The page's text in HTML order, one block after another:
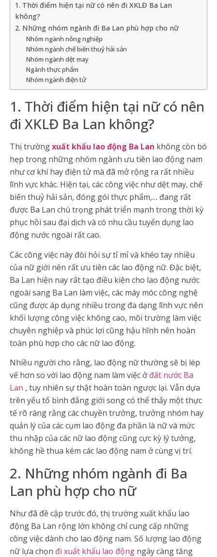
1. Thời điểm hiện tại nữ có nên đi XKLĐ Ba Lan
không?
2. Những nhóm ngành đi Ba Lan phù hợp cho nữ
Nhóm ngành nông nghiệp
Nhóm ngành chế biến thuỷ hải sản
Nhóm ngành dệt may
Ngành thực phẩm
Nhóm ngành điện tử
1. Thời điểm hiện tại nữ có nên
đi XKLĐ Ba Lan không?
Thị trườngxuất khẩu lao động Ba Lan không còn bó
hẹp trong những nhóm ngành ưu tiên lao động nam
như cơ khí hay điện tử mà đã mở rộng ra rất nhiều
lĩnh vực khác. Hiện tại, các công việc như dệt may, chế
biến thuỷ hải sản, đóng gói thực phẩm,… đang rất
được Ba Lan chú trọng phát triển mạnh trong thời kỳ
phục hồi sau đại dịch và có nhu cầu tuyển dụng lao
động nước ngoài rất cao.
Các công việc này đòi hỏi sự tỉ mỉ và khéo tay nhiều
của nữ giới nên rất ưu tiên các lao động nữ. Đặc biệt,
Ba Lan hiện nay rất tạo điều kiện cho lao động nước
ngoài sang Ba Lan làm việc, các máy móc công nghệ
cũng được áp dụng nhiều trong đa dạng lĩnh vực nên
khối lượng công việc không cao, môi trường làm việc
chuyên nghiệp và phúc lợi cũng hậu hĩnh nên hoàn
toàn phù hợp cho các nữ lao động.
Nhiều người cho rằng, lao động nữ thường sẽ bị lép
vế hơn so với lao động nam làm việc ở đất nước Ba
Lan , tuy nhiên sự thật hoàn toàn ngược lại. Vẫn dựa
trên yếu tố bình đẳng giới song có thể thấy một thực
tế rõ ràng rằng các chuyền trưởng, trưởng nhóm hay
quản lý của các cụm lao động đa phần là nữ và mức
thu nhập của các nữ lao động cũng cực kỳ lý tưởng,
không hề thua kém các lao động nam ở cùng vị trí.
2. Những nhóm ngành đi Ba
Lan phù hợp cho nữ
Như đã đề cập trước đó, thị trường xuất khẩu lao
động Ba Lan rộng lớn không chỉ cung cấp những
công việc dành cho lao động nam. Số lượng lao động
nữ lựa chọn đi xuất khẩu lao động ngày càng tăng